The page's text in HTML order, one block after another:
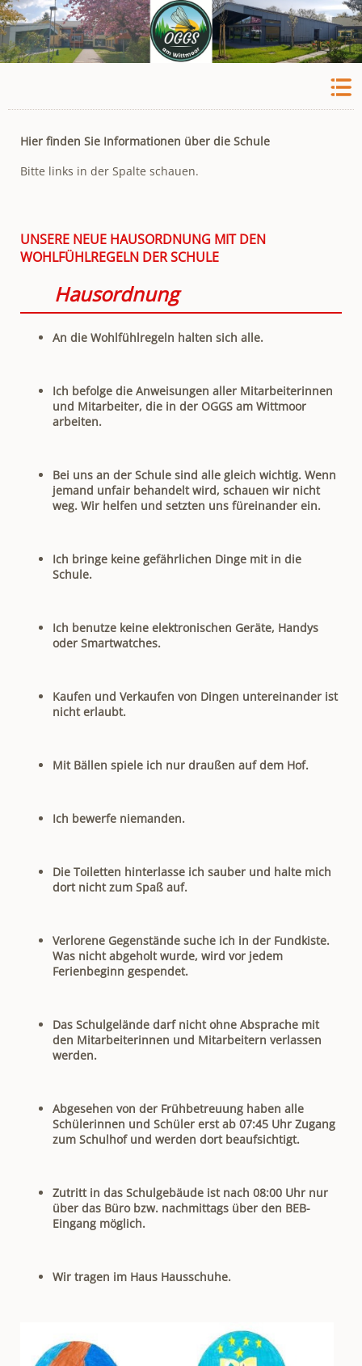
Hier finden Sie Informationen über die Schule
Bitte links in der Spalte schauen.
UNSERE NEUE HAUSORDNUNG MIT DEN
WOHLFÜHLREGELN DER SCHULE
Hausordnung
An die Wohlfühlregeln halten sich alle.
Ich befolge die Anweisungen aller Mitarbeiterinnen
und Mitarbeiter, die in der OGGS am Wittmoor
arbeiten.
Bei uns an der Schule sind alle gleich wichtig. Wenn
jemand unfair behandelt wird, schauen wir nicht
weg. Wir helfen und setzten uns füreinander ein.
Ich bringe keine gefährlichen Dinge mit in die
Schule.
Ich benutze keine elektronischen Geräte, Handys
oder Smartwatches.
Kaufen und Verkaufen von Dingen untereinander ist
nicht erlaubt.
Mit Bällen spiele ich nur draußen auf dem Hof.
Ich bewerfe niemanden.
Die Toiletten hinterlasse ich sauber und halte mich
dort nicht zum Spaß auf.
Verlorene Gegenstände suche ich in der Fundkiste.
Was nicht abgeholt wurde, wird vor jedem
Ferienbeginn gespendet.
Das Schulgelände darf nicht ohne Absprache mit
den Mitarbeiterinnen und Mitarbeitern verlassen
werden.
Abgesehen von der Frühbetreuung haben alle
Schülerinnen und Schüler erst ab 07:45 Uhr Zugang
zum Schulhof und werden dort beaufsichtigt.
Zutritt in das Schulgebäude ist nach 08:00 Uhr nur
über das Büro bzw. nachmittags über den BEB-
Eingang möglich.
Wir tragen im Haus Hausschuhe.